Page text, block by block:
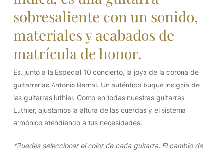
sobresaliente con un sonido,
materiales y acabados de
matrícula de honor.
Es, junto a la Especial 10 concierto, la joya de la corona de
guitarrerias Antonio Bernal. Un auténtico buque insignia de
las guitarras luthier. Como en todas nuestras guitarras
Luthier, ajustamos la altura de las cuerdas y el sistema
armónico atendiendo a tus necesidades.
*Puedes seleccionar el color de cada guitarra. El cambio de